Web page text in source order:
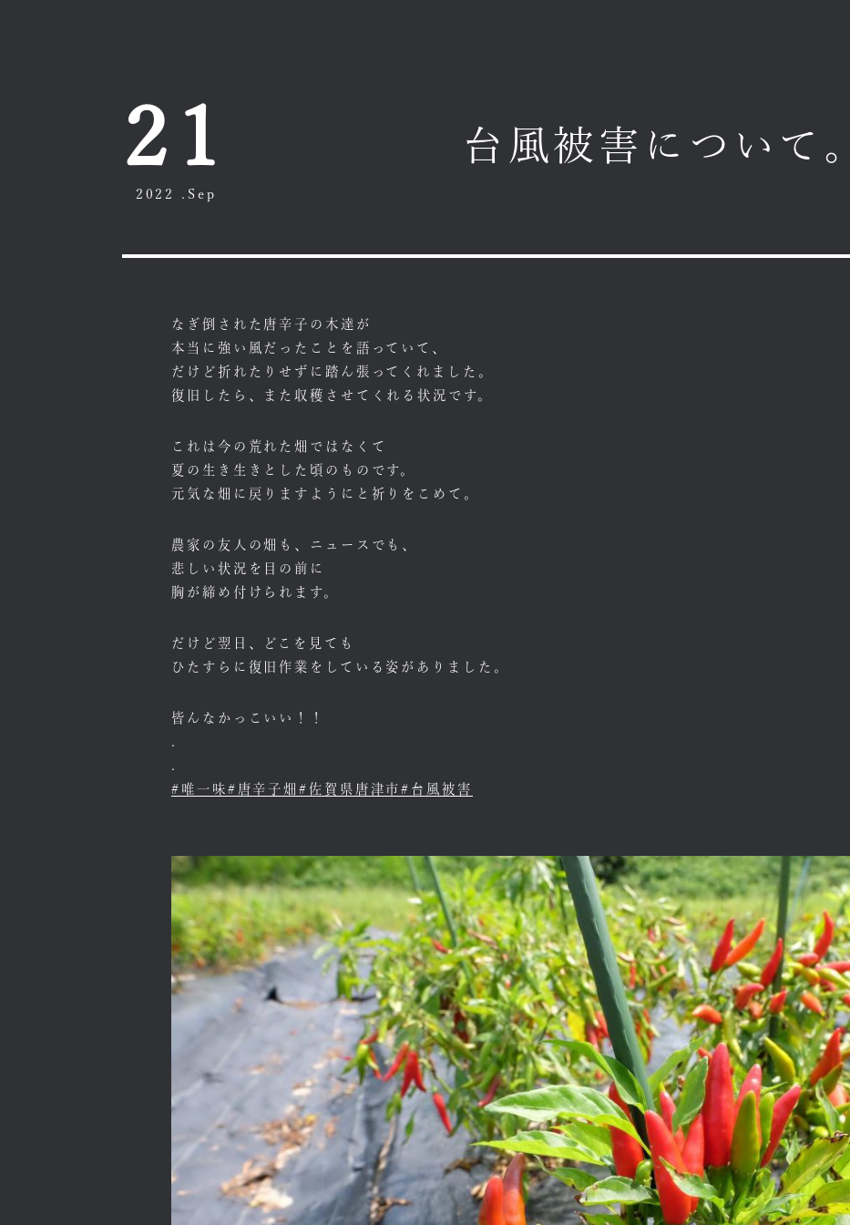
21
2022 .Sep
台風被害について。
なぎ倒された唐辛子の木達が
本当に強い風だったことを語っていて、
だけど折れたりせずに踏ん張ってくれました。
復旧したら、また収穫させてくれる状況です。
これは今の荒れた畑ではなくて
夏の生き生きとした頃のものです。
元気な畑に戻りますようにと祈りをこめて。
農家の友人の畑も、ニュースでも、
悲しい状況を目の前に
胸が締め付けられます。
だけど翌日、どこを見ても
ひたすらに復旧作業をしている姿がありました。
皆んなかっこいい！！
.
.
#唯一味 #唐辛子畑#佐賀県唐津市#台風被害